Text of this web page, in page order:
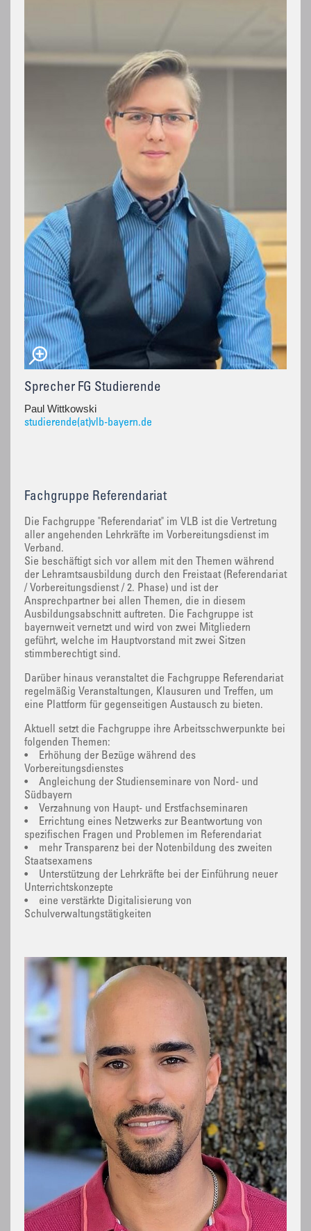
Sprecher FG Studierende
Paul Wittkowski
studierende(at)vlb-bayern.de
Fachgruppe Referendariat
Die Fachgruppe "Referendariat" im VLB ist die Vertretung
aller angehenden Lehrkräfte im Vorbereitungsdienst im
Verband.
Sie beschäftigt sich vor allem mit den Themen während
der Lehramtsausbildung durch den Freistaat (Referendariat
/ Vorbereitungsdienst / 2. Phase) und ist der
Ansprechpartner bei allen Themen, die in diesem
Ausbildungsabschnitt auftreten. Die Fachgruppe ist
bayernweit vernetzt und wird von zwei Mitgliedern
geführt, welche im Hauptvorstand mit zwei Sitzen
stimmberechtigt sind.
Darüber hinaus veranstaltet die Fachgruppe Referendariat
regelmäßig Veranstaltungen, Klausuren und Treffen, um
eine Plattform für gegenseitigen Austausch zu bieten.
Aktuell setzt die Fachgruppe ihre Arbeitsschwerpunkte bei
folgenden Themen:
• Erhöhung der Bezüge während des
Vorbereitungsdienstes
• Angleichung der Studienseminare von Nord- und
Südbayern
• Verzahnung von Haupt- und Erstfachseminaren
• Errichtung eines Netzwerks zur Beantwortung von
spezifischen Fragen und Problemen im Referendariat
• mehr Transparenz bei der Notenbildung des zweiten
Staatsexamens
• Unterstützung der Lehrkräfte bei der Einführung neuer
Unterrichtskonzepte
• eine verstärkte Digitalisierung von
Schulverwaltungstätigkeiten